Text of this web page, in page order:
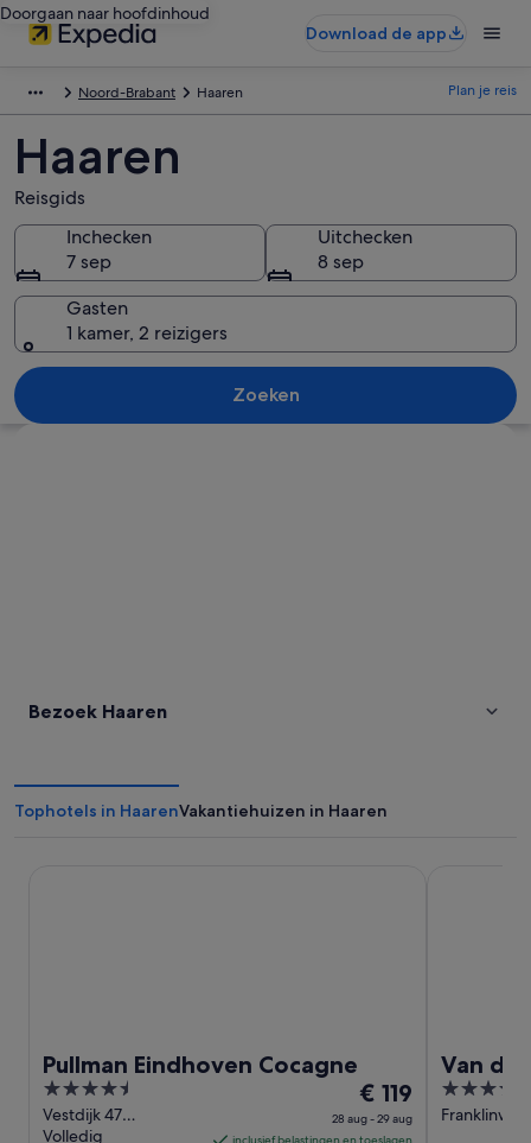
Doorgaan naar hoofdinhoud
Download de app
Noord-Brabant Haaren Plan je reis
Haaren
Reisgids
Inchecken
7 sep
Uitchecken
8 sep
Gasten
1 kamer, 2 reizigers
Zoeken
Bezoek Haaren
Tophotels in HaarenVakantiehuizen in Haaren
Pullman Eindhoven Cocagne
4.5
out
Vestdijk 47
Eindhoven
Volledig
De
prijs
€ 119
28 aug - 29 aug
Van
A15
4.5
out